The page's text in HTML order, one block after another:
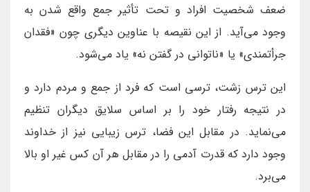
ضعف شخصیت افراد و تحت تأثیر جمع واقع شدن به
وجود می‌آید. از این نقیصه با عناوین دیگری چون «فقدان
جرأتمندی» یا «ناتوانی در گفتن نه» یاد می‌شود.
این ترس زشت، ترسی است که فرد از جمع و مردم دارد و
در نتیجه رفتار خود را بر اساس سلایق دیگران تنظیم
می‌نماید. در مقابل این فضا، ترس زیبایی نیز از خداوند
وجود دارد که قدرت آدمی را در مقابل هر آن کس غیر او بالا
می‌برد.